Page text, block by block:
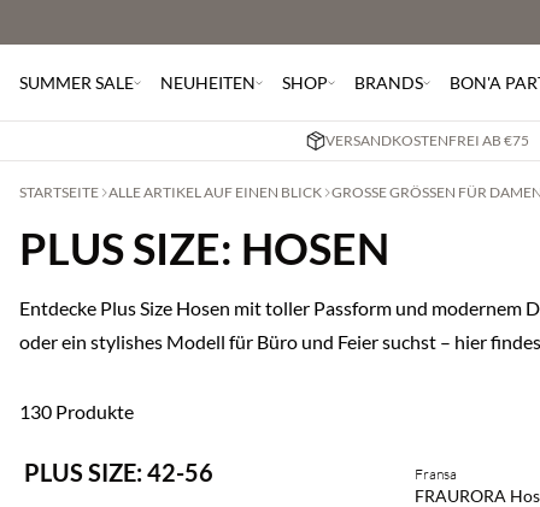
SUMMER SALE NEUHEITEN SHOP BRANDS BON'A
VERSANDKOSTENFREI AB €75
STARTSEITE ALLE ARTIKEL AUF EINEN BLICK GROSSE GRÖSSEN FÜR
PLUS SIZE: HOSEN
Entdecke Plus Size Hosen mit toller Passform und modernem
oder ein stylishes Modell für Büro und Feier suchst – hier
130 Produkte
PLUS SIZE: 42-56 NEUHEITEN
Fransa
FRAURORA